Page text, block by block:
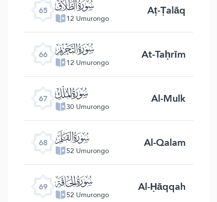
65 ﯮ
12 Umurongo Aṭ-Ṭalāq
66 ﯯ
12 Umurongo At-Taḥrīm
67 ﯰ
30 Umurongo Al-Mulk
68 ﯱ
52 Umurongo Al-Qalam
69 ﯲ
52 Umurongo Al-Ḥāqqah